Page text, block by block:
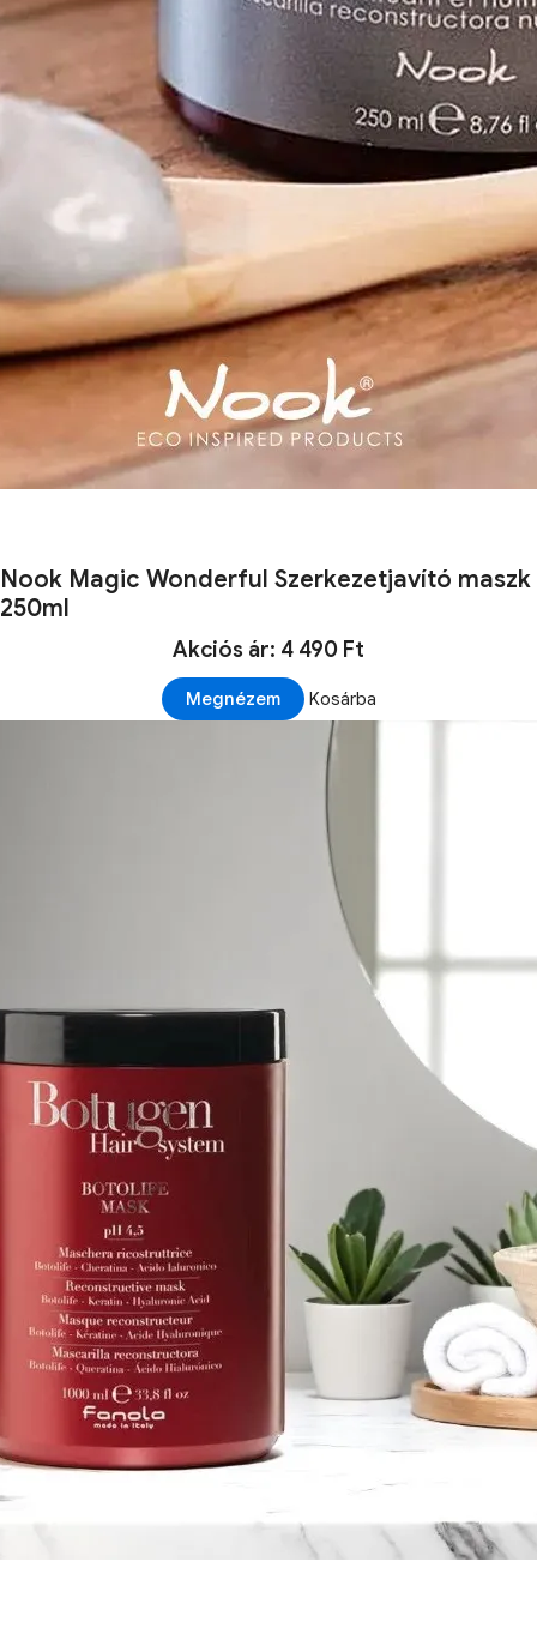
Nook Magic Wonderful Szerkezetjavító maszk
250ml
Akciós ár: 4 490 Ft
Megnézem Kosárba